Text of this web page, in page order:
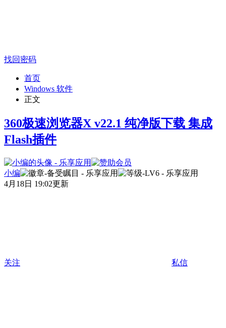
找回密码
首页
Windows 软件
正文
360极速浏览器X v22.1 纯净版下载 集成
Flash插件
小编
4月18日 19:02更新
关注 私信